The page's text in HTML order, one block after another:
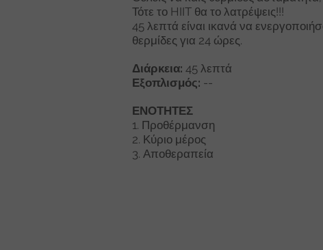
Τότε το HIIT θα το λατρέψεις!!!
45 λεπτά είναι ικανά να
θερμίδες για 24 ώρες.
Διάρκεια: 45 λεπτά
Εξοπλισμός: --
ΕΝΟΤΗΤΕΣ
1. Προθέρμανση
2. Κύριο μέρος
3. Αποθεραπεία